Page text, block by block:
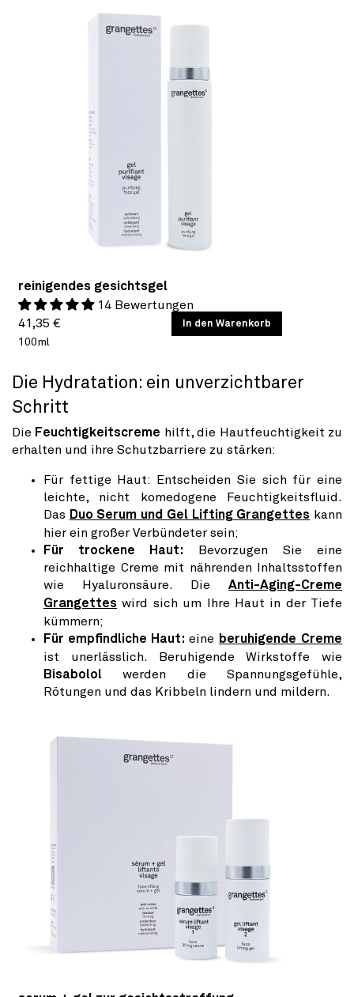
reinigendes gesichtsgel
14 Bewertungen
Normaler
Preis
41,35 €
GRUNDPREIS
/
100ml
In den Warenkorb
Die Hydratation: ein unverzichtbarer
Schritt
Die Feuchtigkeitscreme hilft, die Hautfeuchtigkeit zu
erhalten und ihre Schutzbarriere zu stärken:
Für fettige Haut: Entscheiden Sie sich für eine
leichte, nicht komedogene Feuchtigkeitsfluid.
Das Duo Serum und Gel Lifting Grangettes kann
hier ein großer Verbündeter sein;
Für trockene Haut: Bevorzugen Sie eine
reichhaltige Creme mit nährenden Inhaltsstoffen
wie Hyaluronsäure. Die Anti-Aging-Creme
Grangettes wird sich um Ihre Haut in der Tiefe
kümmern;
Für empfindliche Haut: eine beruhigende Creme
ist unerlässlich. Beruhigende Wirkstoffe wie
Bisabolol werden die Spannungsgefühle,
Rötungen und das Kribbeln lindern und mildern.